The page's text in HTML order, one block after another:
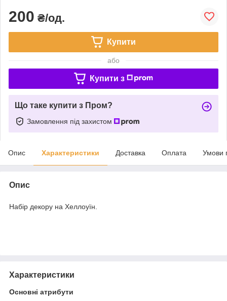
200 ₴/од.
Купити
або
Купити з
Що таке купити з Пром?
Замовлення під захистом
Опис Характеристики Доставка Оплата Умови
Опис
Набір декору на Хеллоуїн.
Характеристики
Основні атрибути